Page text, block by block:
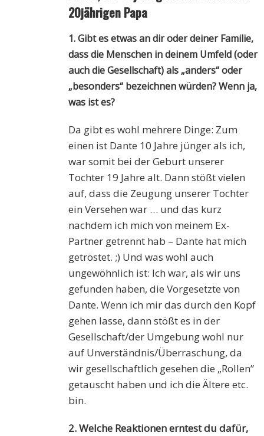
20jährigen Papa
1. Gibt es etwas an dir oder deiner Familie,
dass die Menschen in deinem Umfeld (oder
auch die Gesellschaft) als „anders“ oder
„besonders“ bezeichnen würden? Wenn ja,
was ist es?
Da gibt es wohl mehrere Dinge: Zum
einen ist Dante 10 Jahre jünger als ich,
war somit bei der Geburt unserer
Tochter 19 Jahre alt. Dann stößt vielen
auf, dass die Zeugung unserer Tochter
ein Versehen war … und das kurz
nachdem ich mich von meinem Ex-
Partner getrennt hab – Dante hat mich
getröstet. ;) Und was wohl auch
ungewöhnlich ist: Ich war, als wir uns
gefunden haben, die Vorgesetzte von
Dante. Wenn ich mir das durch den Kopf
gehen lasse, dann stößt es in der
Gesellschaft/der Umgebung wohl nur
auf Unverständnis/Überraschung, da
wir gesellschaftlich gesehen die „Rollen”
getauscht haben und ich die Ältere etc.
bin.
2. Welche Reaktionen erntest du dafür,